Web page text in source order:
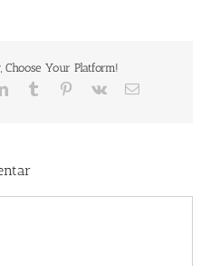
Choose Your Platform!
LinkedInTumblr Pinterest
Vk
E-